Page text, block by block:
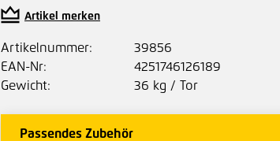
Artikel merken
Artikelnummer:
39856
EAN-Nr:
4251746126189
Gewicht:
36 kg / Tor
Passendes Zubehör